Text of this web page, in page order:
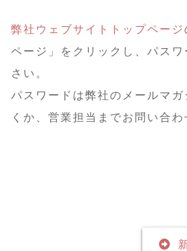
弊社ウェブサイトトップページ
ページ」をクリックし、パス
さい。
パスワードは弊社のメールマ
くか、営業担当までお問い合わ